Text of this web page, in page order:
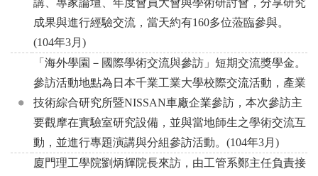
講、專家論壇、年度會員大會與學術研討會，分享研究
成果與進行經驗交流，當天約有160多位蒞臨參與。
(104年3月)
「海外學園－國際學術交流與參訪」短期交流獎學金。
參訪活動地點為日本千業工業大學校際交流活動，產業
技術綜合研究所暨NISSAN車廠企業參訪，本次參訪主
要觀摩在實驗室研究設備，並與當地師生之學術交流互
動，並進行專題演講與分組參訪活動。(104年3月)
廈門理工學院劉炳輝院長來訪，由工管系鄭主任負責接